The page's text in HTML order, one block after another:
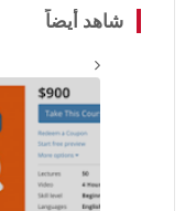
شاهد أيضاً